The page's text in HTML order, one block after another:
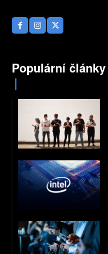
Populární články